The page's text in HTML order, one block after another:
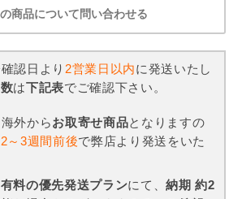
商品について問い合わせる
認日より2営業日以内に発送いたし
は下記表でご確認下さい。
外からお取寄せ商品となりますの
2～3週間前後で弊店より発送をいた
有料の優先発送プランにて、納期 約2